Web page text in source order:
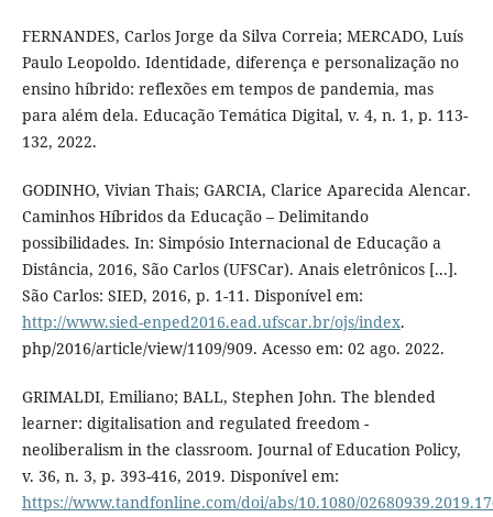
FERNANDES, Carlos Jorge da Silva Correia; MERCADO, Luís
Paulo Leopoldo. Identidade, diferença e personalização no
ensino híbrido: reflexões em tempos de pandemia, mas
para além dela. Educação Temática Digital, v. 4, n. 1, p. 113-
132, 2022.
GODINHO, Vivian Thais; GARCIA, Clarice Aparecida Alencar.
Caminhos Híbridos da Educação – Delimitando
possibilidades. In: Simpósio Internacional de Educação a
Distância, 2016, São Carlos (UFSCar). Anais eletrônicos [...].
São Carlos: SIED, 2016, p. 1-11. Disponível em:
http://www.sied-enped2016.ead.ufscar.br/ojs/index.
php/2016/article/view/1109/909. Acesso em: 02 ago. 2022.
GRIMALDI, Emiliano; BALL, Stephen John. The blended
learner: digitalisation and regulated freedom -
neoliberalism in the classroom. Journal of Education Policy,
v. 36, n. 3, p. 393-416, 2019. Disponível em:
https://www.tandfonline.com/doi/abs/10.1080/